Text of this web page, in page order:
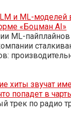
и ML-моделей
«Боцман AI»
ML-
хиты звучат
попадет в
трек по радио